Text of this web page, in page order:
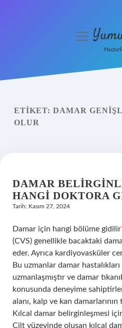
Yasal Uyarı
menüyü
ETIKET: DAMAR
OLUR
DAMAR
HANGI DOKTORA
Tarih: Kasım 27, 2024
Damar için hangi bölüme
(CVS) genellikle bacaktaki
eder. Ayrıca kardiyovasküler
Bu uzmanlar damar
uzmanlaşmıştır ve damar
konusunda deneyime
alanı, kalp ve kan damarlarının
Kılcal damar belirginleşmesi
Cilt yüzeyinde oluşan kılcal